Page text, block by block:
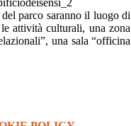
parco saranno il luogo di
attività culturali, una zona
una sala “officina